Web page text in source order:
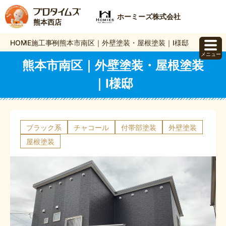
熊本西店
ホーミーズ株式会社
HOME施工事例熊本市南区｜外壁塗装・屋根塗装｜I様邸
熊本市南区｜外壁塗装・屋根塗装
｜I様邸
ブラック系 チャコール 付帯部塗装
外壁塗装
屋根塗装
メニュー